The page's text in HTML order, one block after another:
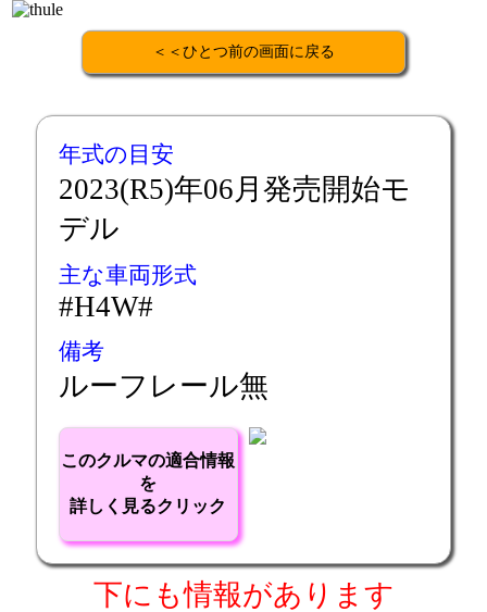
＜＜ひとつ前の画面に戻る
年式の目安
2023(R5)年06月発売開始モ
デル
主な車両形式
#H4W#
備考
ルーフレール無
このクルマの適合情報
を
詳しく見るクリック
下にも情報があります